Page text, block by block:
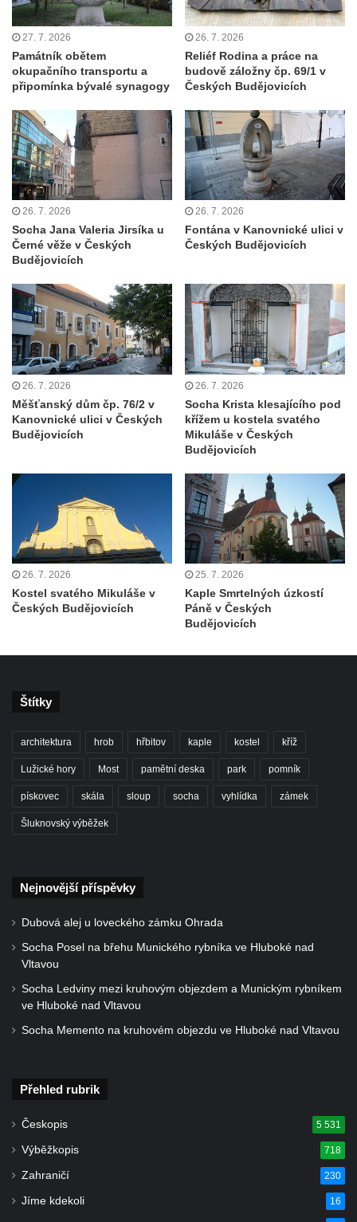
Sloup se sochami Ukřižovaného a Bolestné
Panny Marie u hřbitova v Místě
Sloup se sochou Ukřižovaného u hřbitova v
Místě
Pilíř s Ukřižovaným a reliéfem Bolestné
Panny Marie v Místě
Sloup s kaplicemi v Místě
Sloup Nejsvětější Trojice v Místě
Sloup se sochou Ukřižovaného v Místě
Sloup Panny Marie v Bochově
Sloup Panny Marie ve Stráži pod Ralskem
Sloup se sochami sv. Jana Nepomuckého,
sv. Karla Boromejského a sv. Alžběty
Durynské v Mostě
Sloup se sochami sv. Jana Nepomuckého,
sv. Vojtěcha a sv. Václava v Mostě
Sloup Nejsvětější Trojice v Dubé
Sloup Nejsvětější Trojice v Dubé-Novém
Sloup svatého Floriána na nádvoří hradu
Seeberg
Sloup Panny Marie Bolestné v Brtníkách
Socha sv. Václava u kostela Nanebevzetí
Panny Marie v Žatci
Socha svaté Afry u kostela Nanebevzetí
Socha sv. Jana Nepomuckého u kostela
Panny Marie v Žatci
Socha sv. Norberta u kostela Nanebevzetí
Panny Marie v Žatci
Socha sv. Judy Tadeáše u kostela
Socha svatého Františka z Assisi u kostela
Nanebevzetí Panny Marie v Žatci
Sloupová Boží muka s reliéfy ve Skalici u
České Lípy
Českém Krumlově
Sloup Panny Marie v Mostě
Sloup se sochou Anny Samotřetí v Mostě
Sloup Panny Marie v Černovicích u
27. 7. 2026
Památník obětem
okupačního transportu a
připomínka bývalé synagogy
26. 7. 2026
Reliéf Rodina a práce na
budově záložny čp. 69/1 v
Českých Budějovicích
26. 7. 2026
Socha Jana Valeria Jirsíka u
Černé věže v Českých
Budějovicích
26. 7. 2026
Fontána v Kanovnické ulici v
Českých Budějovicích
26. 7. 2026
Měšťanský dům čp. 76/2 v
Kanovnické ulici v Českých
Budějovicích
26. 7. 2026
Socha Krista klesajícího pod
křížem u kostela svatého
Mikuláše v Českých
Budějovicích
26. 7. 2026
Kostel svatého Mikuláše v
Českých Budějovicích
25. 7. 2026
Kaple Smrtelných úzkostí
Páně v Českých
Budějovicích
Štítky
architektura hrob hřbitov kaple kostel kříž
Lužické hory Most pamětní deska park pomník
pískovec skála sloup socha vyhlídka zámek
Šluknovský výběžek
Nejnovější příspěvky
Dubová alej u loveckého zámku Ohrada
Socha Posel na břehu Munického rybníka ve Hluboké nad
Vltavou
Socha Ledviny mezi kruhovým objezdem a Munickým rybníkem
ve Hluboké nad Vltavou
Socha Memento na kruhovém objezdu ve Hluboké nad Vltavou
Přehled rubrik
Českopis 5 531
Výběžkopis 718
Zahraničí 230
Jíme kdekoli 16